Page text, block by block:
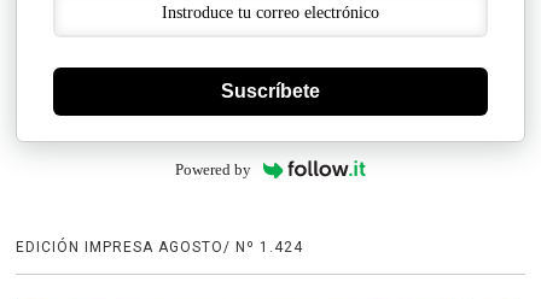
Suscríbete
Powered by
EDICIÓN IMPRESA AGOSTO/ Nº 1.424